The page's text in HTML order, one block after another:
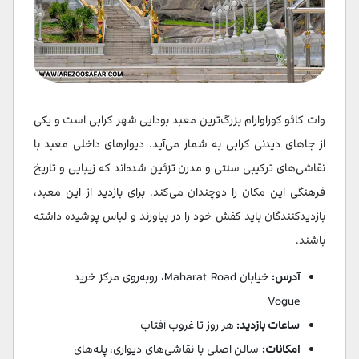
وات کائو کوراوارام بزرگ‌ترین معبد بودایی شهر کرابی است و یکی
از جاهای دیدنی کرابی به شمار می‌آید. دیوارهای داخلی معبد با
نقاشی‌های ترکیبی سنتی و مدرن تزئین شده‌اند که زیبایی و تاریخ
فرهنگی این مکان را دوچندان می‌کند. برای بازدید از این معبد،
بازدیدکنندگان باید کفش خود را در بیاورند و لباس پوشیده داشته
باشند.
آدرس:
خیابان Maharat Road، روبه‌روی مرکز خرید
Vogue
ساعات بازدید: هر روز تا غروب آفتاب
امکانات: سالن اصلی با نقاشی‌های دیواری، پله‌های